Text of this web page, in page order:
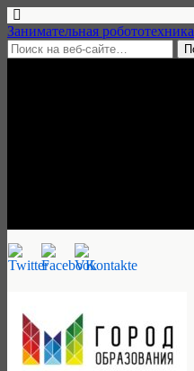
Занимательная робототехника